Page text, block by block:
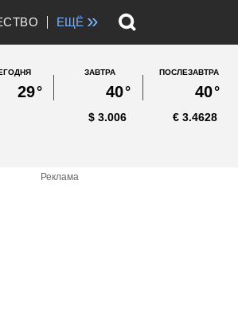
ЕЩЁ »
29°
ЗАВТРА
40°
ПОСЛЕЗАВТРА
40°
3.006
$ 3.4628
€
Реклама